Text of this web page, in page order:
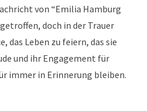
von “Emilia Hamburg
doch in der Trauer
das Leben zu feiern, das sie
und ihr Engagement für
immer in Erinnerung bleiben.